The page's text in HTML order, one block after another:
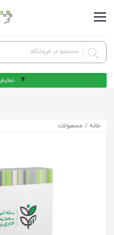
نمایش فیلتر
خانه محصولات